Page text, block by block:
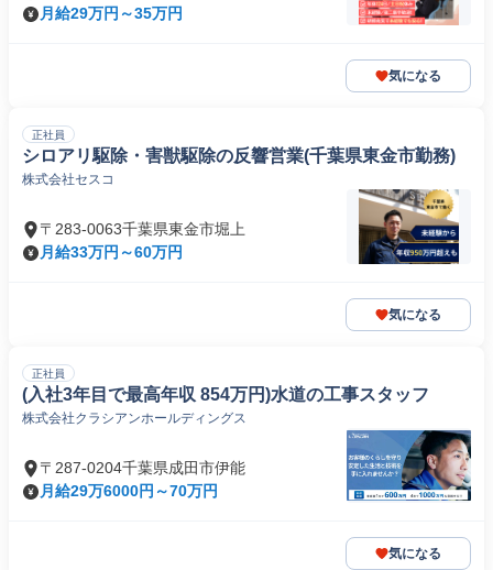
月給29万円～35万円
気になる
正社員
シロアリ駆除・害獣駆除の反響営業(千葉県東金市勤務)
株式会社セスコ
〒283-0063千葉県東金市堀上
月給33万円～60万円
気になる
正社員
(入社3年目で最高年収 854万円)水道の工事スタッフ
株式会社クラシアンホールディングス
〒287-0204千葉県成田市伊能
月給29万6000円～70万円
気になる